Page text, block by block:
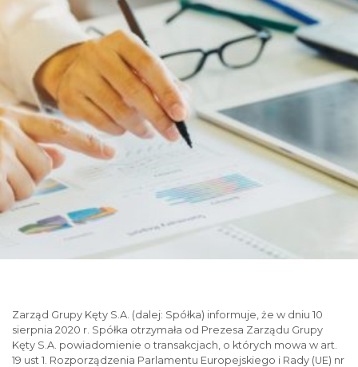
Zarząd Grupy Kęty S.A. (dalej: Spółka) informuje, że w dniu 10
sierpnia 2020 r. Spółka otrzymała od Prezesa Zarządu Grupy
Kęty S.A. powiadomienie o transakcjach, o których mowa w art.
19 ust 1. Rozporządzenia Parlamentu Europejskiego i Rady (UE) nr